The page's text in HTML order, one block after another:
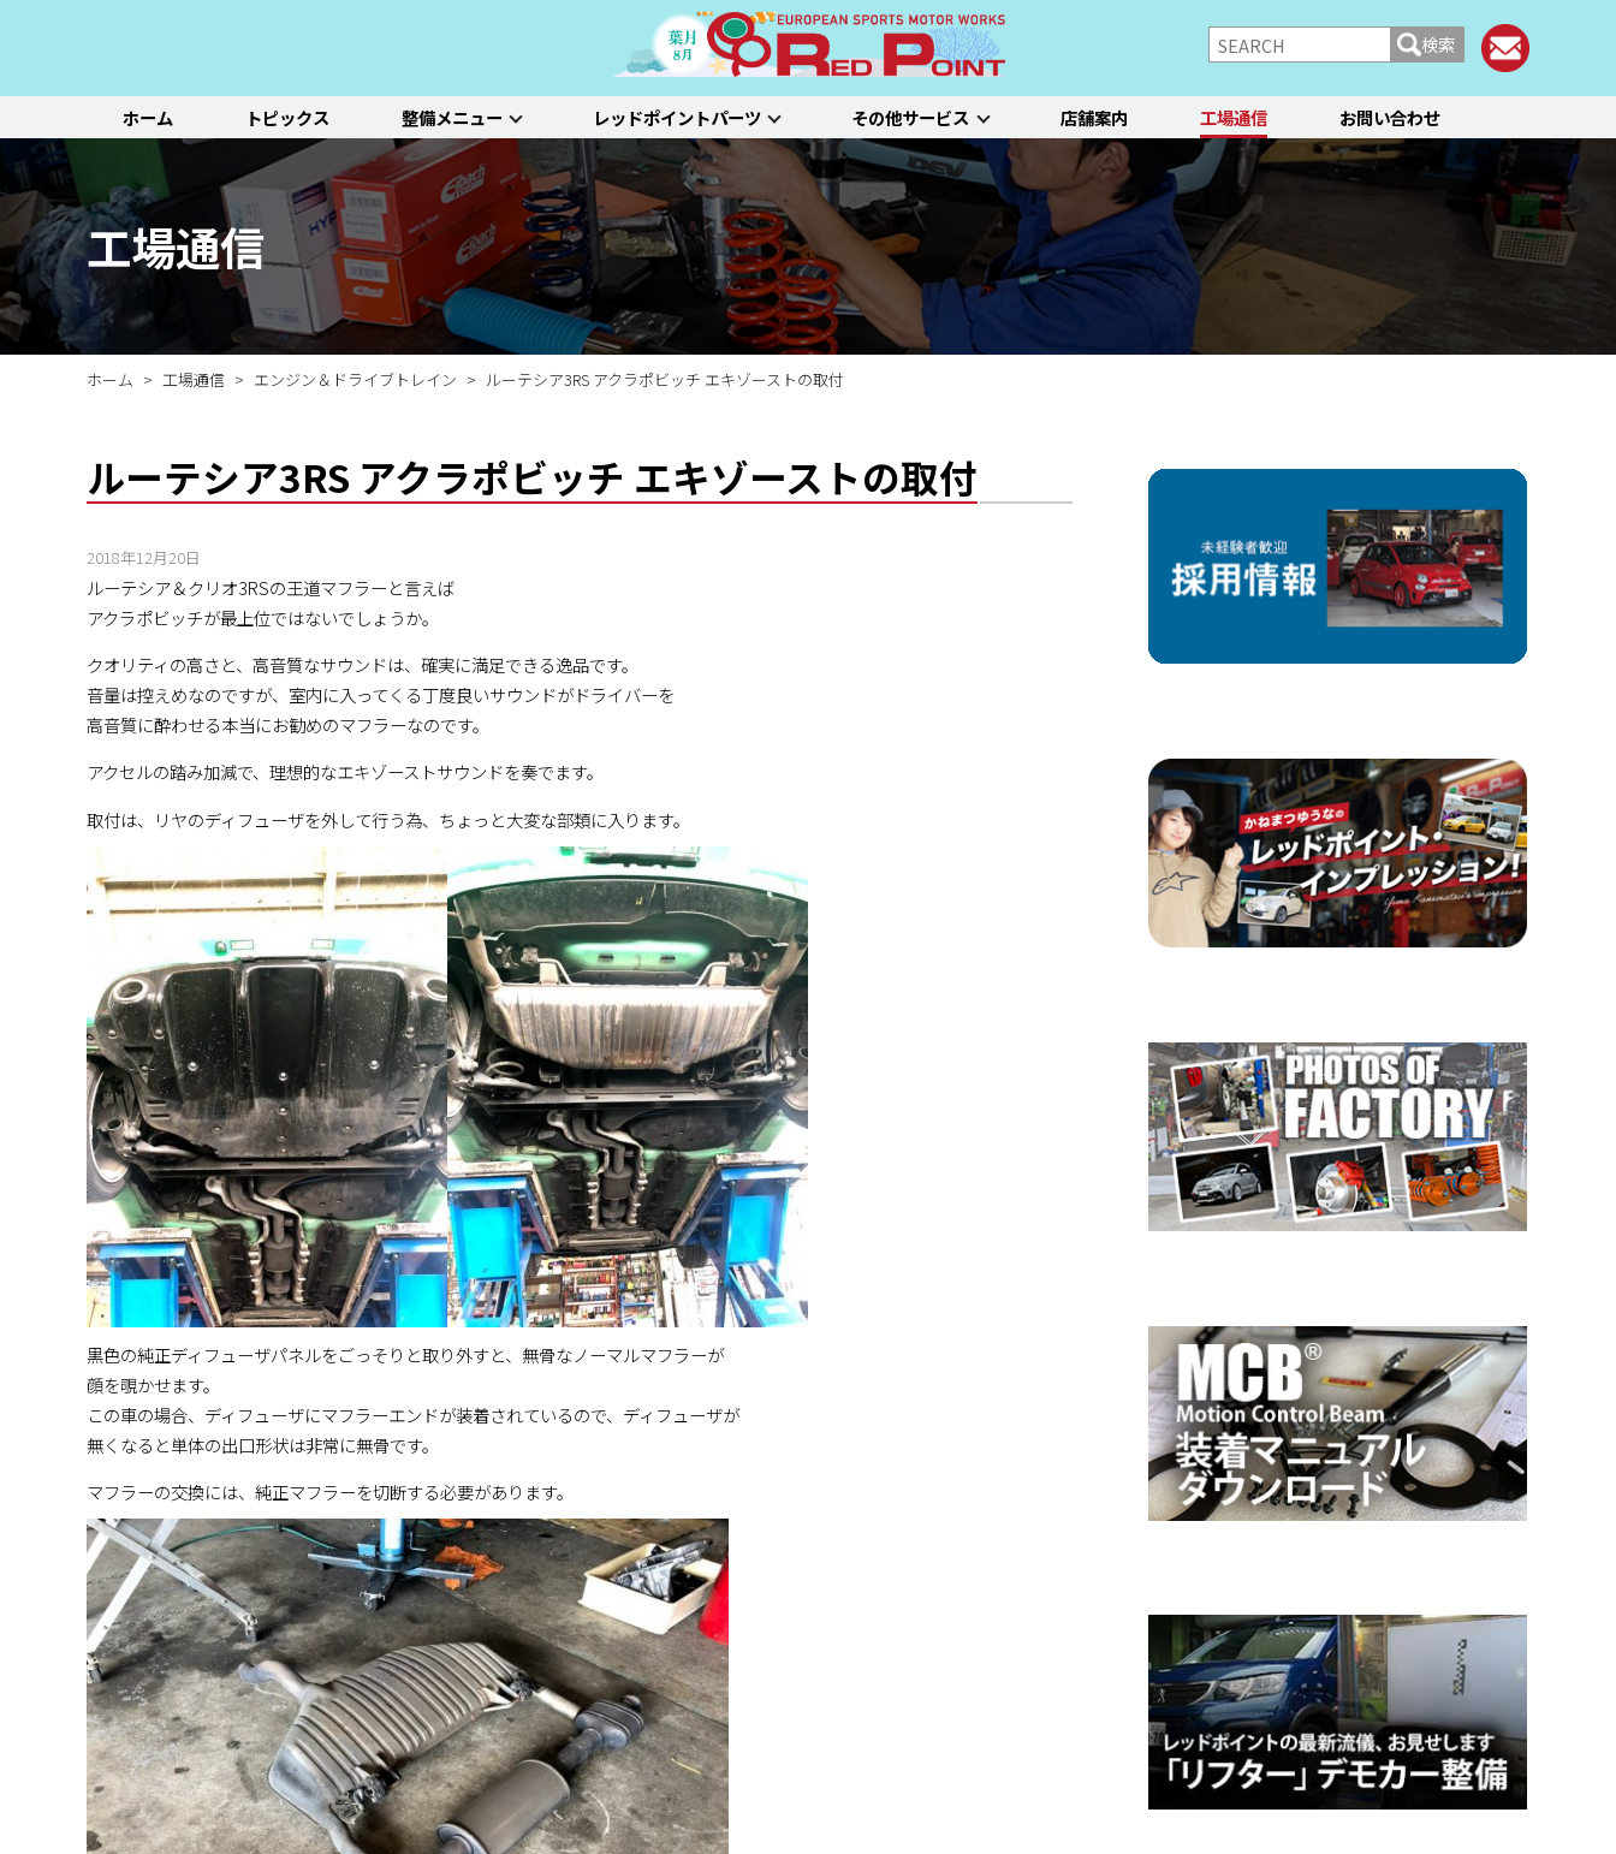
検索
ホーム トピックス 整備メニュー
整備メニュー
レッドポイントが推奨す
る、すべての車種に共通
する基本整備と、車両の
状態に応じた３段階のセ
ットメニューをご紹介し
ます。
一覧ページ
基本整備一覧
ADAS（先進運転支援システム）診断 SDL診断 ホイールアライメント点検・調整
オイル交換
エアコン整備
タイヤ整備 新車点検整備 12か月点検/24か月点検
初診点検・セットメニュー
初診点検 ステージ1／ベーシック ステージ2／ルーティーン
ステージ3／リフレッシュ
ステージ2／ステージ3 車種別価格表
レッドポイントパーツ
レッドポイント
パーツ
オリジナル&おすすめパ
ーツのご紹介
一覧ページ
車種別選択
ルノー プジョー シトロエン/DS アルファロメオ フィアット／アバルト
機能別選択
エンジン/駆動系 吸排気系 サスペンション/シャーシ
ブレーキ
ホイール/タイヤ
エクステリア インテリア 快適装備
その他サービス
その他のサービ
ス
新車の販売や中古車販
売、ならびに買い取りや
レンタカー等のサービス
を行なっております。
一覧ページ
新車販売・整備 特選中古車 車両買い取り
レンタカー
その他サービス
店舗案内 工場通信 お問い合わせ
工場通信
ホーム 工場通信 エンジン＆ドライブトレイン ルーテシア3RS アクラポビッチ エキゾーストの取付
ルーテシア3RS アクラポビッチ エキゾーストの取付
2018年12月20日
ルーテシア＆クリオ3RSの王道マフラーと言えば
アクラポビッチが最上位ではないでしょうか。
クオリティの高さと、高音質なサウンドは、確実に満足できる逸品です。
音量は控えめなのですが、室内に入ってくる丁度良いサウンドがドライバーを
高音質に酔わせる本当にお勧めのマフラーなのです。
アクセルの踏み加減で、理想的なエキゾーストサウンドを奏でます。
取付は、リヤのディフューザを外して行う為、ちょっと大変な部類に入ります。
黒色の純正ディフューザパネルをごっそりと取り外すと、無骨なノーマルマフラーが
顔を覗かせます。
この車の場合、ディフューザにマフラーエンドが装着されているので、ディフューザが
無くなると単体の出口形状は非常に無骨です。
マフラーの交換には、純正マフラーを切断する必要があります。